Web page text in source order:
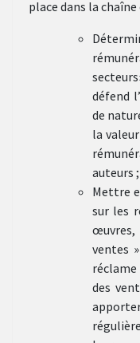
place dans la
défend
de
la
auteurs ;
Mettre
sur les
ventes
réclame
des